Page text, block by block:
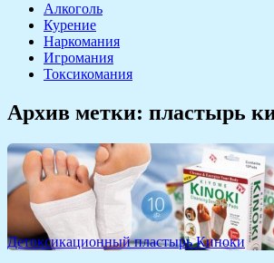
Алкоголь
Курение
Наркомания
Игромания
Токсикомания
Архив метки: пластырь
Детоксикационный пластырь Киноки